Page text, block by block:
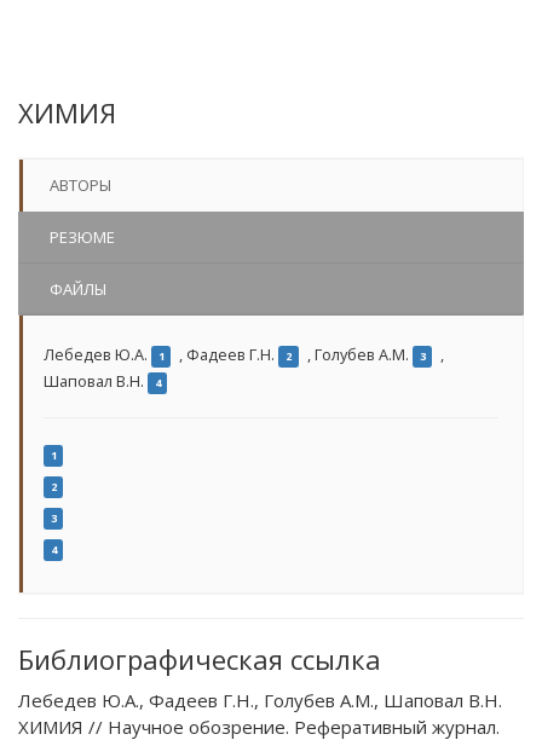
ХИМИЯ
АВТОРЫ
РЕЗЮМЕ
ФАЙЛЫ
Лебедев Ю.А. 1 , Фадеев Г.Н. 2 ,Голубев А.М. 3
,
Шаповал В.Н.
4
1
2
3
4
Библиографическая ссылка
Лебедев Ю.А., Фадеев Г.Н., Голубев А.М., Шаповал В.Н.
ХИМИЯ // Научное обозрение. Реферативный журнал.